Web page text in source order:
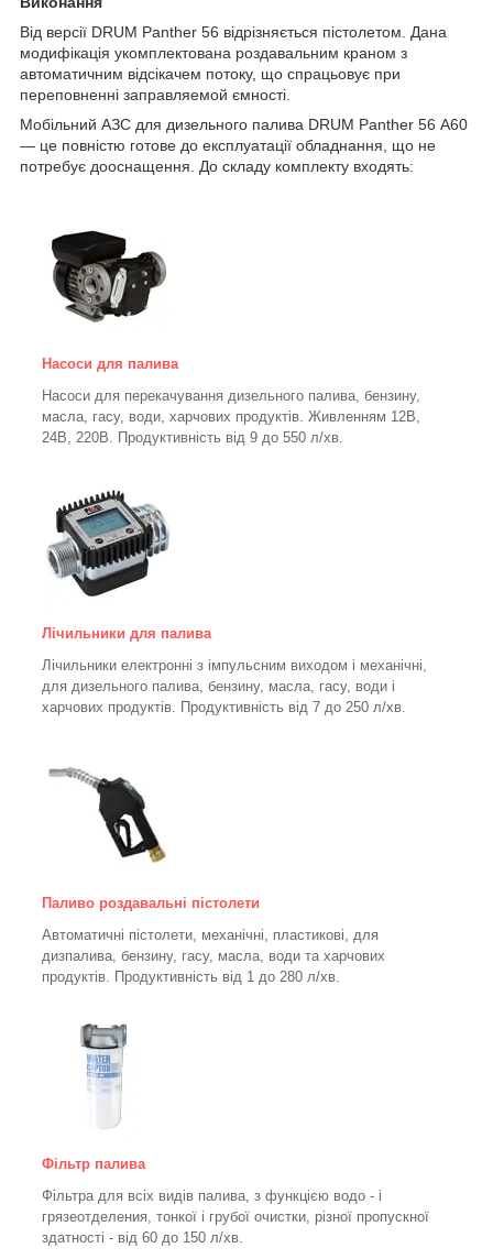
Від версії DRUM Panther 56 відрізняється пістолетом. Дана
модифікація укомплектована роздавальним краном з
автоматичним відсікачем потоку, що спрацьовує при
переповненні заправляемой ємності.
Мобільний АЗС для дизельного палива DRUM Panther 56 А60
— це повністю готове до експлуатації обладнання, що не
потребує дооснащення. До складу комплекту входять:
Насоси для палива
Насоси для перекачування дизельного палива, бензину,
масла, гасу, води, харчових продуктів. Живленням 12В,
24В, 220В. Продуктивність від 9 до 550 л/хв.
Лічильники для палива
Лічильники електронні з імпульсним виходом і механічні,
для дизельного палива, бензину, масла, гасу, води і
харчових продуктів. Продуктивність від 7 до 250 л/хв.
Паливо роздавальні пістолети
Автоматичні пістолети, механічні, пластикові, для
дизпалива, бензину, гасу, масла, води та харчових
продуктів. Продуктивність від 1 до 280 л/хв.
Фільтр палива
Фільтра для всіх видів палива, з функцією водо - і
грязеотделения, тонкої і грубої очистки, різної пропускної
здатності - від 60 до 150 л/хв